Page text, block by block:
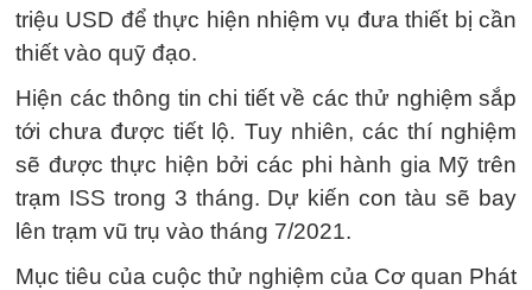
triệu USD để thực hiện nhiệm vụ đưa thiết bị cần
thiết vào quỹ đạo.
Hiện các thông tin chi tiết về các thử nghiệm sắp
tới chưa được tiết lộ. Tuy nhiên, các thí nghiệm
sẽ được thực hiện bởi các phi hành gia Mỹ trên
trạm ISS trong 3 tháng. Dự kiến con tàu sẽ bay
lên trạm vũ trụ vào tháng 7/2021.
Mục tiêu của cuộc thử nghiệm của Cơ quan Phát